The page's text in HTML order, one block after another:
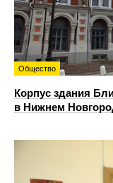
Общество
Корпус здания
в Нижнем